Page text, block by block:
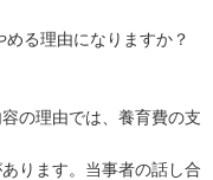
る理由になりますか？
の理由では、養育費の支
ります。当事者の話し合